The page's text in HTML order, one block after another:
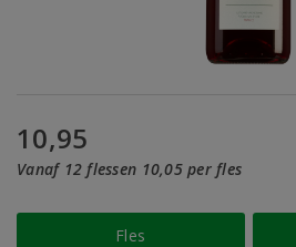
10,95
Vanaf 12 flessen 10,05 per fles
Fles